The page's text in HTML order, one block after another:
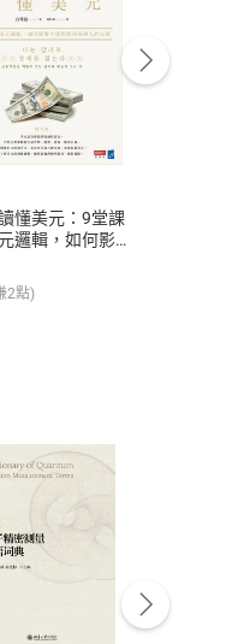
12:00、
懂美元：9堂課
邏輯，如何影響
和每個人的投資
】
2點)